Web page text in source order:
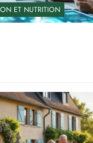
ET NUTRITION